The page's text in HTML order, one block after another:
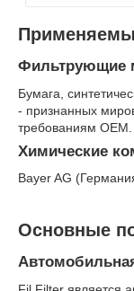
Фильтрующие
Бумага,
- признанных
требованиям OEM.
Химические
Bayer AG
Основные